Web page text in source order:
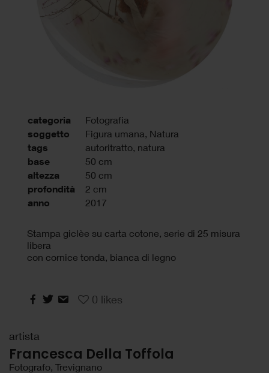
categoria Fotografia
soggetto Figura umana, Natura
tags autoritratto, natura
base 50 cm
altezza 50 cm
profondità 2 cm
anno 2017
Stampa giclèe su carta cotone, serie di 25 misura
libera
con cornice tonda, bianca di legno
0 likes
artista
Francesca Della Toffola
Fotografo, Trevignano